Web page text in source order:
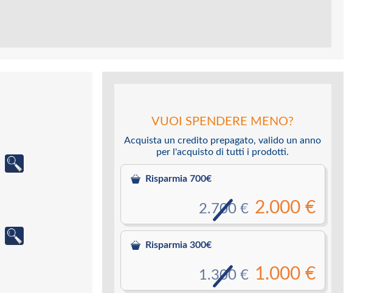
VUOI SPENDERE MENO?
Acquista un credito prepagato, valido un anno
per l'acquisto di tutti i prodotti.
Risparmia 700€
2.000 €
2.700 €
Risparmia 300€
1.000 €
1.300 €